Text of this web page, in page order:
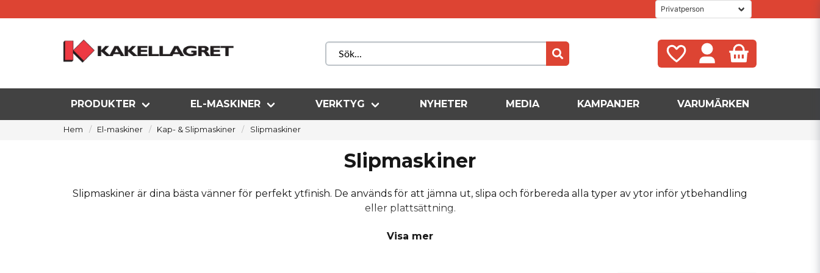
PRODUKTER EL-MASKINER VERKTYG NYHETER MEDIA KAMPANJER VARUMÄRKEN
Hem El-maskiner Kap- & Slipmaskiner Slipmaskiner
Slipmaskiner
Slipmaskiner är dina bästa vänner för perfekt ytfinish. De används för att jämna ut, slipa och förbereda alla typer av ytor inför ytbehandling
eller plattsättning.
Perfekt förberedelse ger proffsresultat
Visa mer